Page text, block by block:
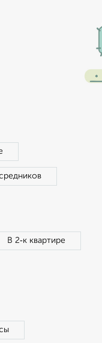
В 2‑к квартире